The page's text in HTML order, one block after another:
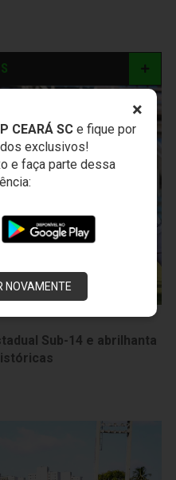
×
CEARÁ SCe fique por
exclusivos!
e faça parte dessa
NOVAMENTE
Sub-14 e abrilhanta